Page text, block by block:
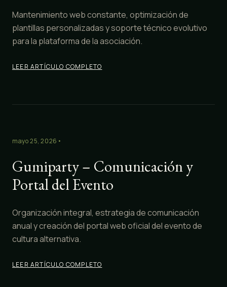
Mantenimiento web constante, optimización de
plantillas personalizadas y soporte técnico evolutivo
para la plataforma de la asociación.
LEER ARTÍCULO COMPLETO
mayo 25, 2026 •
Gumiparty – Comunicación y
Portal del Evento
Organización integral, estrategia de comunicación
anual y creación del portal web oficial del evento de
cultura alternativa.
LEER ARTÍCULO COMPLETO